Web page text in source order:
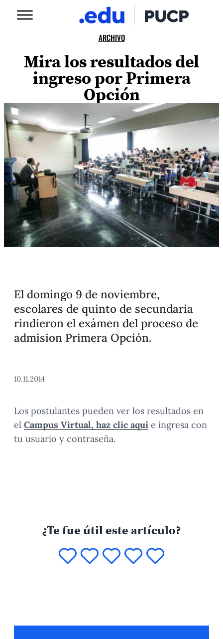
ARCHIVO
Mira los resultados del
ingreso por Primera
Opción
El domingo 9 de noviembre,
escolares de quinto de secundaria
rindieron el exámen del proceso de
admision Primera Opción.
10.11.2014
Los postulantes pueden ver los resultados en
el Campus Virtual, haz clic aquí e ingresa con
tu usuario y contraseña.
¿Te fue útil este artículo?